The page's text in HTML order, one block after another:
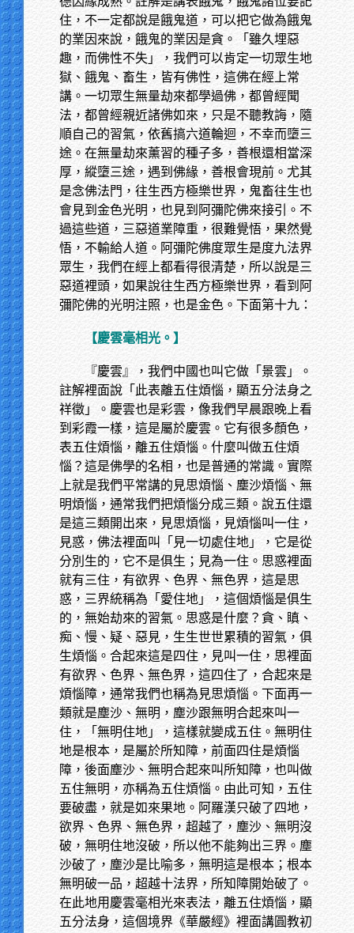
住，不一定都說是餓鬼道，可以把它做為餓鬼
的業因來說，餓鬼的業因是貪。「雖久埋惡
趣，而佛性不失」，我們可以肯定一切眾生地
獄、餓鬼、畜生，皆有佛性，這佛在經上常
講。一切眾生無量劫來都學過佛，都曾經聞
法，都曾經親近諸佛如來，只是不聽教誨，隨
順自己的習氣，依舊搞六道輪迴，不幸而墮三
途。在無量劫來薰習的種子多，善根還相當深
厚，縱墮三途，遇到佛緣，善根會現前。尤其
是念佛法門，往生西方極樂世界，鬼畜往生也
會見到金色光明，也見到阿彌陀佛來接引。不
過這些道，三惡道業障重，很難覺悟，果然覺
悟，不輸給人道。阿彌陀佛度眾生是度九法界
眾生，我們在經上都看得很清楚，所以說是三
惡道裡頭，如果說往生西方極樂世界，看到阿
彌陀佛的光明注照，也是金色。下面第十九：
【慶雲毫相光。】
『慶雲』，我們中國也叫它做「景雲」。
註解裡面說「此表離五住煩惱，顯五分法身之
祥徵」。慶雲也是彩雲，像我們早晨跟晚上看
到彩霞一樣，這是屬於慶雲。它有很多顏色，
表五住煩惱，離五住煩惱。什麼叫做五住煩
惱？這是佛學的名相，也是普通的常識。實際
上就是我們平常講的見思煩惱、塵沙煩惱、無
明煩惱，通常我們把煩惱分成三類。說五住還
是這三類開出來，見思煩惱，見煩惱叫一住，
見惑，佛法裡面叫「見一切處住地」，它是從
分別生的，它不是俱生；見為一住。思惑裡面
就有三住，有欲界、色界、無色界，這是思
惑，三界統稱為「愛住地」，這個煩惱是俱生
的，無始劫來的習氣。思惑是什麼？貪、瞋、
痴、慢、疑、惡見，生生世世累積的習氣，俱
生煩惱。合起來這是四住，見叫一住，思裡面
有欲界、色界、無色界，這四住了，合起來是
煩惱障，通常我們也稱為見思煩惱。下面再一
類就是塵沙、無明，塵沙跟無明合起來叫一
住，「無明住地」，這樣就變成五住。無明住
地是根本，是屬於所知障，前面四住是煩惱
障，後面塵沙、無明合起來叫所知障，也叫做
五住無明，亦稱為五住煩惱。由此可知，五住
要破盡，就是如來果地。阿羅漢只破了四地，
欲界、色界、無色界，超越了，塵沙、無明沒
破，無明住地沒破，所以他不能夠出三界。塵
沙破了，塵沙是比喻多，無明這是根本；根本
無明破一品，超越十法界，所知障開始破了。
在此地用慶雲毫相光來表法，離五住煩惱，顯
五分法身，這個境界《華嚴經》裡面講圓教初